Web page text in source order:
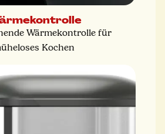
Wärmekontrolle für
Kochen